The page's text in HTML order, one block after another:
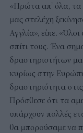
«Πρώτα απ’ όλα,
μας στελέχη
Αγγλία», είπε.
σπίτι τους. Ένα
δραστηριοτήτων
κυρίως στην
δραστηριότητα
Πρόσθεσε ότι τα
υπάρχουν πολλές
θα μπορούσαμε να